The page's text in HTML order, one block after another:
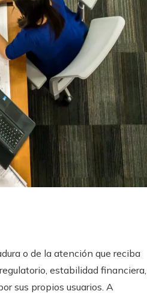
o de la atención que reciba
estabilidad financiera,
sus propios usuarios. A